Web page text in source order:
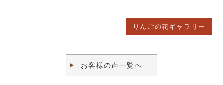
りんごの花ギャラリー
お客様の声一覧へ